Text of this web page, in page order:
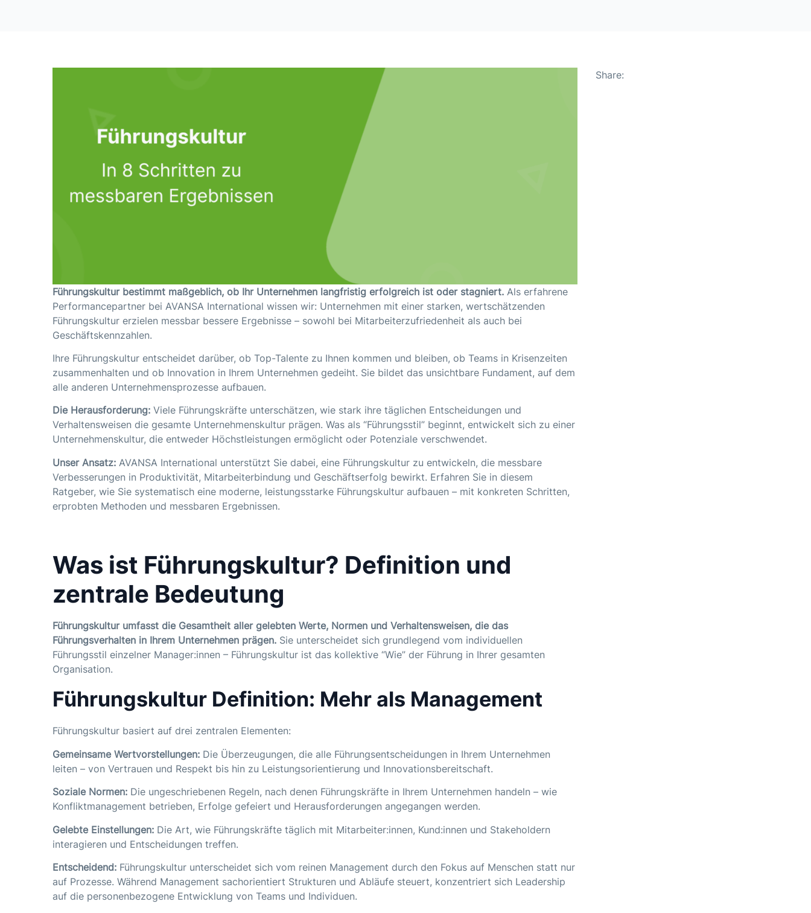
Führungskultur bestimmt maßgeblich, ob Ihr Unternehmen langfristig erfolgreich ist oder stagniert. Als erfahrene
Performancepartner bei AVANSA International wissen wir: Unternehmen mit einer starken, wertschätzenden
Führungskultur erzielen messbar bessere Ergebnisse – sowohl bei Mitarbeiterzufriedenheit als auch bei
Geschäftskennzahlen.
Ihre Führungskultur entscheidet darüber, ob Top-Talente zu Ihnen kommen und bleiben, ob Teams in Krisenzeiten
zusammenhalten und ob Innovation in Ihrem Unternehmen gedeiht. Sie bildet das unsichtbare Fundament, auf dem
alle anderen Unternehmensprozesse aufbauen.
Die Herausforderung: Viele Führungskräfte unterschätzen, wie stark ihre täglichen Entscheidungen und
Verhaltensweisen die gesamte Unternehmenskultur prägen. Was als “Führungsstil” beginnt, entwickelt sich zu einer
Unternehmenskultur, die entweder Höchstleistungen ermöglicht oder Potenziale verschwendet.
Unser Ansatz: AVANSA International unterstützt Sie dabei, eine Führungskultur zu entwickeln, die messbare
Verbesserungen in Produktivität, Mitarbeiterbindung und Geschäftserfolg bewirkt. Erfahren Sie in diesem
Ratgeber, wie Sie systematisch eine moderne, leistungsstarke Führungskultur aufbauen – mit konkreten Schritten,
erprobten Methoden und messbaren Ergebnissen.
Was ist Führungskultur? Definition und
zentrale Bedeutung
Führungskultur umfasst die Gesamtheit aller gelebten Werte, Normen und Verhaltensweisen, die das
Führungsverhalten in Ihrem Unternehmen prägen. Sie unterscheidet sich grundlegend vom individuellen
Führungsstil einzelner Manager:innen – Führungskultur ist das kollektive “Wie” der Führung in Ihrer gesamten
Organisation.
Führungskultur Definition: Mehr als Management
Führungskultur basiert auf drei zentralen Elementen:
Gemeinsame Wertvorstellungen: Die Überzeugungen, die alle Führungsentscheidungen in Ihrem Unternehmen
leiten – von Vertrauen und Respekt bis hin zu Leistungsorientierung und Innovationsbereitschaft.
Soziale Normen: Die ungeschriebenen Regeln, nach denen Führungskräfte in Ihrem Unternehmen handeln – wie
Konfliktmanagement betrieben, Erfolge gefeiert und Herausforderungen angegangen werden.
Gelebte Einstellungen: Die Art, wie Führungskräfte täglich mit Mitarbeiter:innen, Kund:innen und Stakeholdern
interagieren und Entscheidungen treffen.
Entscheidend: Führungskultur unterscheidet sich vom reinen Management durch den Fokus auf Menschen statt nur
auf Prozesse. Während Management sachorientiert Strukturen und Abläufe steuert, konzentriert sich Leadership
auf die personenbezogene Entwicklung von Teams und Individuen.
Share: